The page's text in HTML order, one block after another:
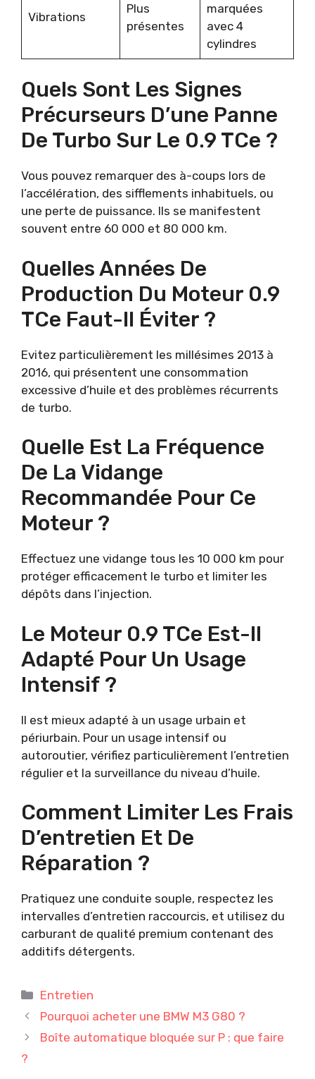
Vibrations
Plus
présentes
marquées
avec 4
cylindres
Quels Sont Les Signes
Précurseurs D’une Panne
De Turbo Sur Le 0.9 TCe ?
Vous pouvez remarquer des à-coups lors de
l’accélération, des sifflements inhabituels, ou
une perte de puissance. Ils se manifestent
souvent entre 60 000 et 80 000 km.
Quelles Années De
Production Du Moteur 0.9
TCe Faut-Il Éviter ?
Evitez particulièrement les millésimes 2013 à
2016, qui présentent une consommation
excessive d’huile et des problèmes récurrents
de turbo.
Quelle Est La Fréquence
De La Vidange
Recommandée Pour Ce
Moteur ?
Effectuez une vidange tous les 10 000 km pour
protéger efficacement le turbo et limiter les
dépôts dans l’injection.
Le Moteur 0.9 TCe Est-Il
Adapté Pour Un Usage
Intensif ?
Il est mieux adapté à un usage urbain et
périurbain. Pour un usage intensif ou
autoroutier, vérifiez particulièrement l’entretien
régulier et la surveillance du niveau d’huile.
Comment Limiter Les Frais
D’entretien Et De
Réparation ?
Pratiquez une conduite souple, respectez les
intervalles d’entretien raccourcis, et utilisez du
carburant de qualité premium contenant des
additifs détergents.
Catégories
Entretien
Pourquoi acheter une BMW M3 G80 ?
Boîte automatique bloquée sur P : que faire
?